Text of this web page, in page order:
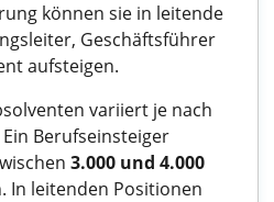
können sie in leitende
Geschäftsführer
aufsteigen.
variiert je nach
Berufseinsteiger
3.000 und 4.000
In leitenden Positionen